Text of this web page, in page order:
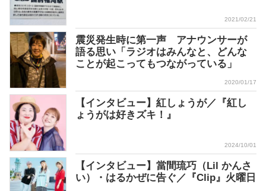
2021/02/21
震災発生時に第一声 アナウンサーが
語る思い「ラジオはみんなと、どんな
ことが起こってもつながっている」
2020/01/17
【インタビュー】紅しょうが／『紅し
ょうがは好きズキ！』
2024/10/01
【インタビュー】當間琉巧（Lil かんさ
い）・はるかぜに告ぐ／『Clip』火曜日